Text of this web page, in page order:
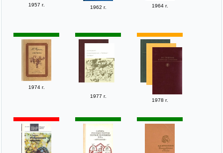
1957 г. 1962 г. 1964 г.
1974 г.
1977 г.
1978 г.